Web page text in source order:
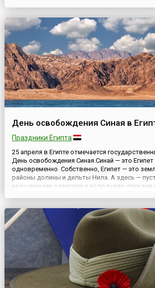
бескро...
День освобождения Синая в
Праздники Египта
25 апреля в Египте отмечается
День освобождения Синая.Синай — это Египет
одновременно. Собственно, Египет — это
районы долины и дельты Нила. А здесь —
крошечными оазисами и колодцами, песками